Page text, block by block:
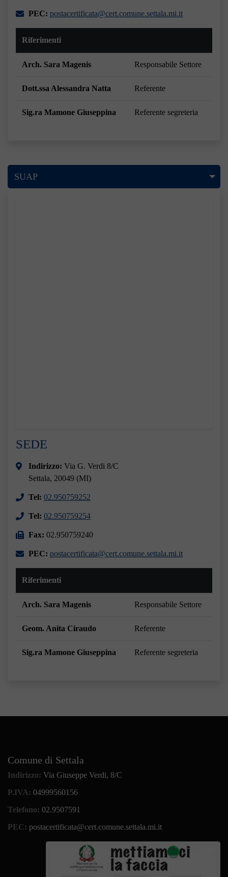
PEC: postacertificata@cert.comune.settala.mi.it
Riferimenti
Arch. Sara Magenis Responsabile Settore
Dott.ssa Alessandra Natta Referente
Sig.ra Mamone Giuseppina Referente segreteria
SUAP
SEDE
Indirizzo: Via G. Verdi 8/C
Settala, 20049 (MI)
Tel: 02.950759252
Tel: 02.950759254
Fax: 02.950759240
PEC: postacertificata@cert.comune.settala.mi.it
Riferimenti
Arch. Sara Magenis Responsabile Settore
Geom. Anita Ciraudo Referente
Sig.ra Mamone Giuseppina Referente segreteria
Comune di Settala
Indirizzo: Via Giuseppe Verdi, 8/C
P.IVA: 04999560156
Telefono: 02.9507591
PEC: postacertificata@cert.comune.settala.mi.it